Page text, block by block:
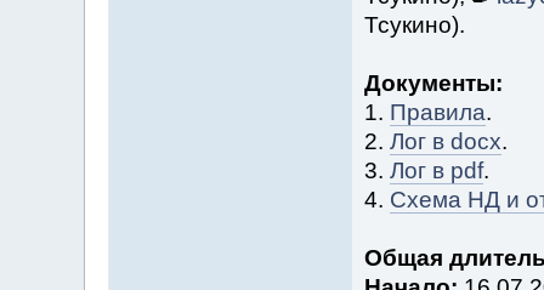
Тсукино).
Документы:
1. Правила.
2. Лог в docx.
3. Лог в pdf.
4. Схема НД и
Общая